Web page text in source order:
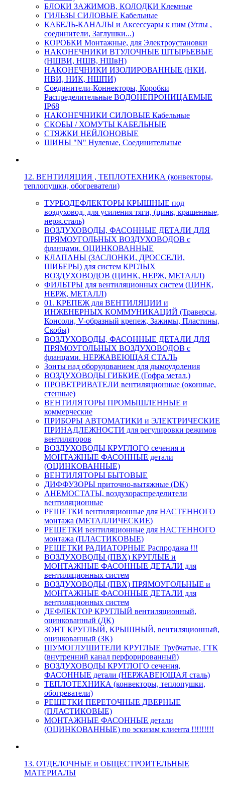
БЛОКИ ЗАЖИМОВ, КОЛОДКИ Клемные
ГИЛЬЗЫ СИЛОВЫЕ Кабельные
КАБЕЛЬ-КАНАЛЫ и Аксессуары к ним (Углы ,
соединители, Заглушки...)
КОРОБКИ Монтажные, для Электроустановки
НАКОНЕЧНИКИ ВТУЛОЧНЫЕ ШТЫРЬЕВЫЕ
(НШВИ, НШВ, НШвН)
НАКОНЕЧНИКИ ИЗОЛИРОВАННЫЕ (НКИ,
НВИ, НИК, НШПИ)
Соединители-Коннекторы, Коробки
Распределительные ВОДОНЕПРОНИЦАЕМЫЕ
IP68
НАКОНЕЧНИКИ СИЛОВЫЕ Кабельные
СКОБЫ / ХОМУТЫ КАБЕЛЬНЫЕ
СТЯЖКИ НЕЙЛОНОВЫЕ
ШИНЫ "N" Нулевые, Соединительные
12. ВЕНТИЛЯЦИЯ , ТЕПЛОТЕХНИКА (конвекторы,
теплопушки, обогреватели)
ТУРБОДЕФЛЕКТОРЫ КРЫШНЫЕ под
воздуховод, для усиления тяги, (цинк, крашенные,
нерж.сталь)
ВОЗДУХОВОДЫ, ФАСОННЫЕ ДЕТАЛИ ДЛЯ
ПРЯМОУГОЛЬНЫХ ВОЗДУХОВОДОВ с
фланцами. ОЦИНКОВАННЫЕ
КЛАПАНЫ (ЗАСЛОНКИ, ДРОССЕЛИ,
ШИБЕРЫ) для систем КРГЛЫХ
ВОЗДУХОВОДОВ (ЦИНК, НЕРЖ, МЕТАЛЛ)
ФИЛЬТРЫ для вентиляционных систем (ЦИНК,
НЕРЖ, МЕТАЛЛ)
01. КРЕПЕЖ для ВЕНТИЛЯЦИИ и
ИНЖЕНЕРНЫХ КОММУНИКАЦИЙ (Траверсы,
Консоли, V-образный крепеж, Зажимы, Пластины,
Скобы)
ВОЗДУХОВОДЫ, ФАСОННЫЕ ДЕТАЛИ ДЛЯ
ПРЯМОУГОЛЬНЫХ ВОЗДУХОВОДОВ с
фланцами. НЕРЖАВЕЮЩАЯ СТАЛЬ
Зонты над оборудованием для дымоудоления
ВОЗДУХОВОДЫ ГИБКИЕ (Гофра метал.)
ПРОВЕТРИВАТЕЛИ вентиляционные (оконные,
стенные)
ВЕНТИЛЯТОРЫ ПРОМЫШЛЕННЫЕ и
коммерческие
ПРИБОРЫ АВТОМАТИКИ и ЭЛЕКТРИЧЕСКИЕ
ПРИНАДЛЕЖНОСТИ для регулировки режимов
вентиляторов
ВОЗДУХОВОДЫ КРУГЛОГО сечения и
МОНТАЖНЫЕ ФАСОННЫЕ детали
(ОЦИНКОВАННЫЕ)
ВЕНТИЛЯТОРЫ БЫТОВЫЕ
ДИФФУЗОРЫ приточно-вытяжные (DK)
АНЕМОСТАТЫ, воздухораспределители
вентиляционные
РЕШЕТКИ вентиляционные для НАСТЕННОГО
монтажа (МЕТАЛЛИЧЕСКИЕ)
РЕШЕТКИ вентиляционные для НАСТЕННОГО
монтажа (ПЛАСТИКОВЫЕ)
РЕШЕТКИ РАДИАТОРНЫЕ Распродажа !!!
ВОЗДУХОВОДЫ (ПВХ) КРУГЛЫЕ и
МОНТАЖНЫЕ ФАСОННЫЕ ДЕТАЛИ для
вентиляционных систем
ВОЗДУХОВОДЫ (ПВХ) ПРЯМОУГОЛЬНЫЕ и
МОНТАЖНЫЕ ФАСОННЫЕ ДЕТАЛИ для
вентиляционных систем
ДЕФЛЕКТОР КРУГЛЫЙ вентиляционный,
оцинкованный (ДК)
ЗОНТ КРУГЛЫЙ, КРЫШНЫЙ, вентиляционный,
оцинкованный (ЗК)
ШУМОГЛУШИТЕЛИ КРУГЛЫЕ Трубчатые, ГТК
(внутренний канал перфорированный)
ВОЗДУХОВОДЫ КРУГЛОГО сечения,
ФАСОННЫЕ детали (НЕРЖАВЕЮЩАЯ сталь)
ТЕПЛОТЕХНИКА (конвекторы, теплопушки,
обогреватели)
РЕШЕТКИ ПЕРЕТОЧНЫЕ ДВЕРНЫЕ
(ПЛАСТИКОВЫЕ)
МОНТАЖНЫЕ ФАСОННЫЕ детали
(ОЦИНКОВАННЫЕ) по эскизам клиента !!!!!!!!!
13. ОТДЕЛОЧНЫЕ и ОБЩЕСТРОИТЕЛЬНЫЕ
МАТЕРИАЛЫ